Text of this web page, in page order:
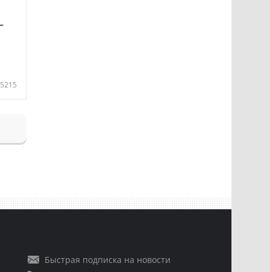
5215
Быстрая подписка на новости